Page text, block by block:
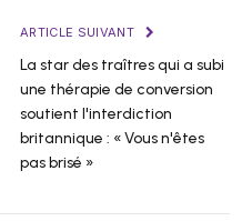
ARTICLE SUIVANT
La star des traîtres qui a subi
une thérapie de conversion
soutient l'interdiction
britannique : « Vous n'êtes
pas brisé »